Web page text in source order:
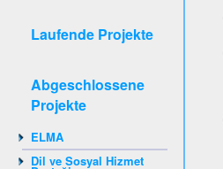
Laufende Projekte
Abgeschlossene
Projekte
ELMA
Dil ve Sosyal Hizmet